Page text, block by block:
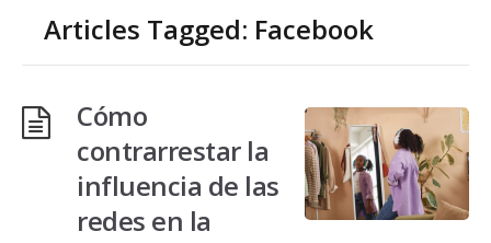
Articles Tagged: Facebook
Cómo
contrarrestar la
influencia de las
redes en la